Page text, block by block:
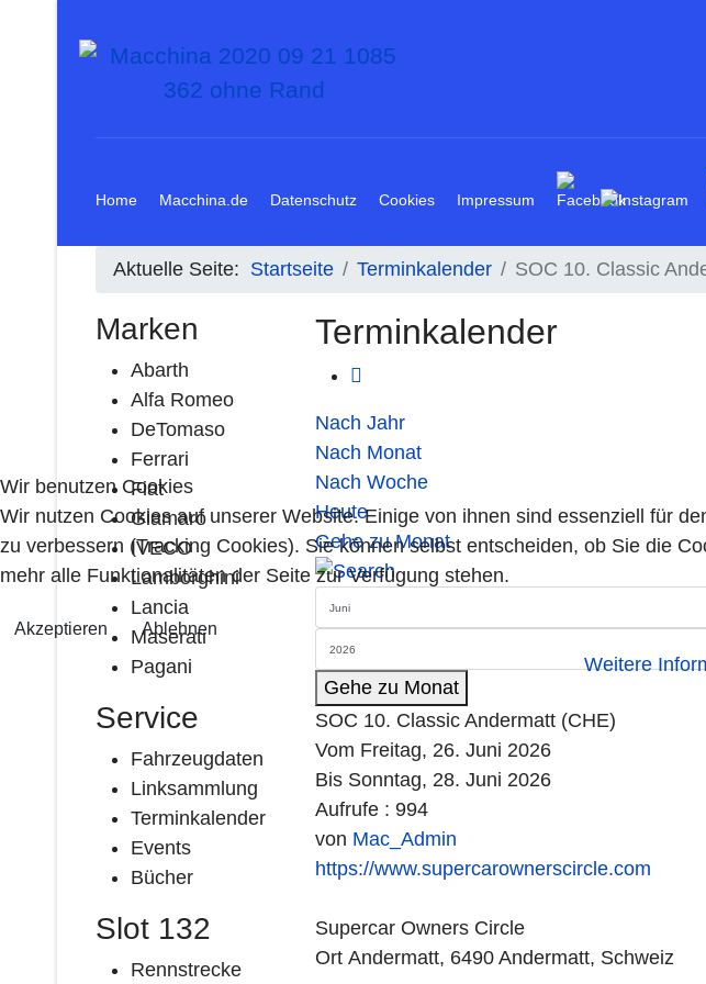
Home Macchina.de Datenschutz Cookies Impressum
Aktuelle Seite: Startseite Terminkalender SOC 10. Classic
Marken
Abarth
Alfa Romeo
DeTomaso
Ferrari
Fiat
Giamaro
IVECO
Lamborghini
Lancia
Maserati
Pagani
Service
Fahrzeugdaten
Linksammlung
Terminkalender
Events
Bücher
Slot 132
Rennstrecke
Terminkalender
Nach Jahr
Nach Monat
Nach Woche
Heute
Gehe zu Monat
Gehe zu Monat
SOC 10. Classic Andermatt (CHE)
Vom Freitag, 26. Juni 2026
Bis Sonntag, 28. Juni 2026
Aufrufe : 994
von Mac_Admin
https://www.supercarownerscircle.com
Supercar Owners Circle
Ort Andermatt, 6490 Andermatt, Schweiz
Wir benutzen Cookies
Wir nutzen Cookies auf unserer Website. Einige von ihnen sind essenziell für
zu verbessern (Tracking Cookies). Sie können selbst entscheiden, ob Sie die
mehr alle Funktionalitäten der Seite zur Verfügung stehen.
Akzeptieren Ablehnen
Weitere